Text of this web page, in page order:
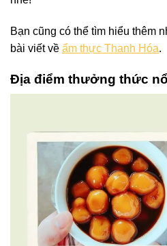
Bạn cũng có thể tìm hiểu thêm
bài viết về ẩm thực Thanh Hóa.
Địa điểm thưởng thức